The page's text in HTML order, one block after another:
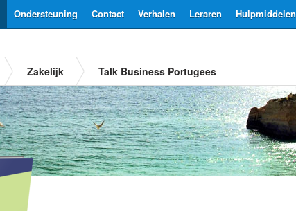
Hulpmiddelen
Leraren
Verhalen
Contact
Ondersteuning
Zakelijk Talk Business Portugees